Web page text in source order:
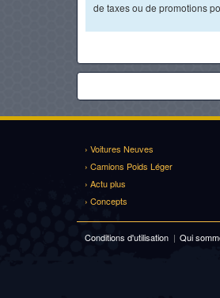
de taxes ou de promotions
› Voitures Neuves
› Camions Poids Léger
› Actu plus
› Concepts
Conditions d'utilisation | Qui